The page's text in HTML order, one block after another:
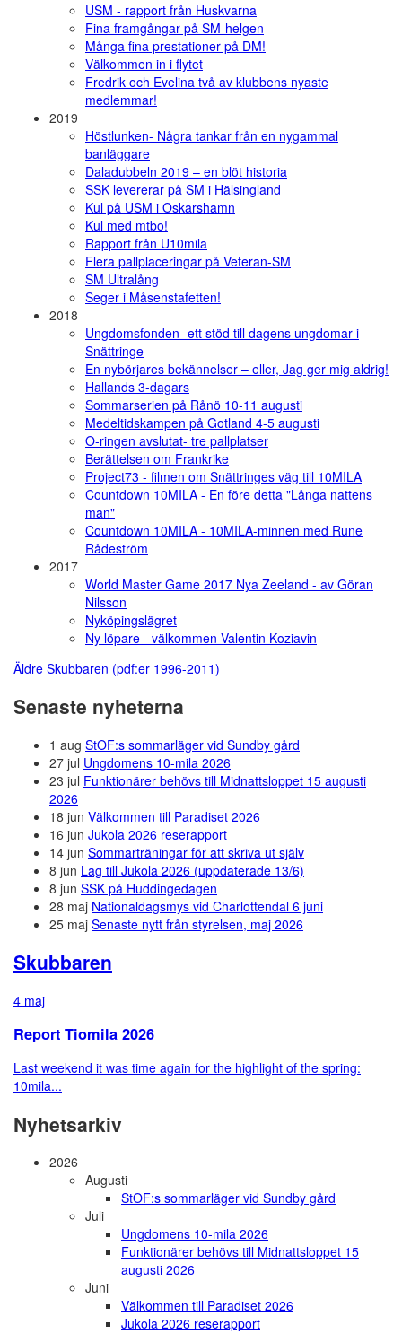
USM - rapport från Huskvarna
Fina framgångar på SM-helgen
Många fina prestationer på DM!
Välkommen in i flytet
Fredrik och Evelina två av klubbens nyaste
medlemmar!
2019
Höstlunken- Några tankar från en nygammal
banläggare
Daladubbeln 2019 – en blöt historia
SSK levererar på SM i Hälsingland
Kul på USM i Oskarshamn
Kul med mtbo!
Rapport från U10mila
Flera pallplaceringar på Veteran-SM
SM Ultralång
Seger i Måsenstafetten!
2018
Ungdomsfonden- ett stöd till dagens ungdomar i
Snättringe
En nybörjares bekännelser – eller, Jag ger mig aldrig!
Hallands 3-dagars
Sommarserien på Rånö 10-11 augusti
Medeltidskampen på Gotland 4-5 augusti
O-ringen avslutat- tre pallplatser
Berättelsen om Frankrike
Project73 - filmen om Snättringes väg till 10MILA
Countdown 10MILA - En före detta "Långa nattens
man"
Countdown 10MILA - 10MILA-minnen med Rune
Rådeström
2017
World Master Game 2017 Nya Zeeland - av Göran
Nilsson
Nyköpingslägret
Ny löpare - välkommen Valentin Koziavin
Äldre Skubbaren (pdf:er 1996-2011)
Senaste nyheterna
1 aug StOF:s sommarläger vid Sundby gård
27 jul Ungdomens 10-mila 2026
23 jul Funktionärer behövs till Midnattsloppet 15 augusti
2026
18 jun Välkommen till Paradiset 2026
16 jun Jukola 2026 reserapport
14 jun Sommarträningar för att skriva ut själv
8 jun Lag till Jukola 2026 (uppdaterade 13/6)
8 jun SSK på Huddingedagen
28 maj Nationaldagsmys vid Charlottendal 6 juni
25 maj Senaste nytt från styrelsen, maj 2026
Skubbaren
4 maj
Report Tiomila 2026
Last weekend it was time again for the highlight of the spring:
10mila...
Nyhetsarkiv
2026
Augusti
StOF:s sommarläger vid Sundby gård
Juli
Ungdomens 10-mila 2026
Funktionärer behövs till Midnattsloppet 15
augusti 2026
Juni
Välkommen till Paradiset 2026
Jukola 2026 reserapport